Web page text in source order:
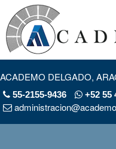
ACADEMO DELGADO,
55-2155-9436 +52 55